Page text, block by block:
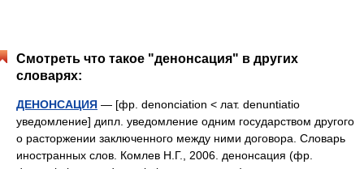
Смотреть что такое "денонсация" в других
словарях:
ДЕНОНСАЦИЯ — [фр. denonciation < лат. denuntiatio
уведомление] дипл. уведомление одним государством другого
о расторжении заключенного между ними договора. Словарь
иностранных слов. Комлев Н.Г., 2006. денонсация (фр.